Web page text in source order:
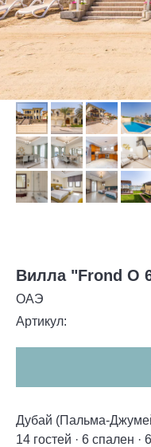
Вилла "Frond О
ОАЭ
Артикул:
Дубай (Пальма-
14 гостей · 6 спален ·